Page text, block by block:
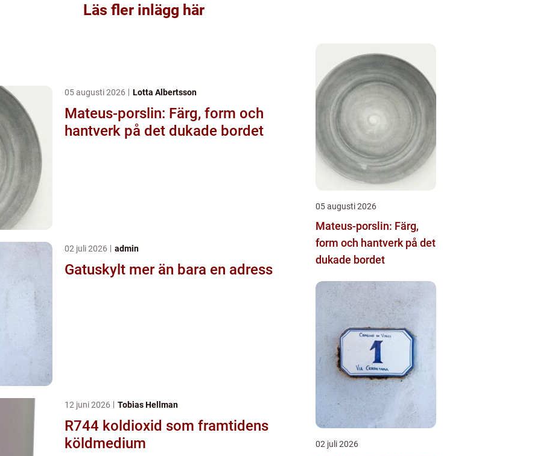
Läs fler inlägg här
05 augusti 2026 Lotta Albertsson
Mateus-porslin: Färg, form och
hantverk på det dukade bordet
02 juli 2026 admin
Gatuskylt mer än bara en adress
12 juni 2026 Tobias Hellman
R744 koldioxid som framtidens
köldmedium
05 augusti 2026
Mateus-porslin: Färg,
form och hantverk på det
dukade bordet
02 juli 2026